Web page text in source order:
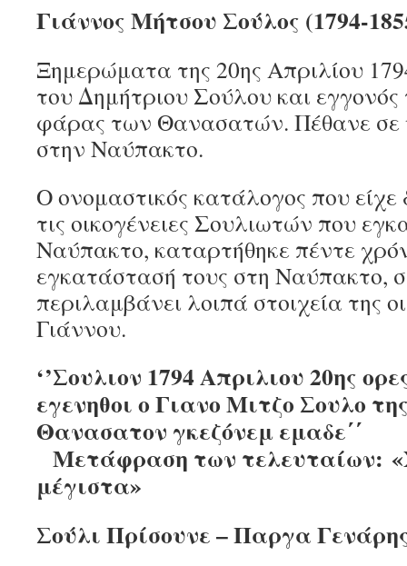
Γιάννος Μήτσου Σούλος (1794-
Ξημερώματα της 20ης Απριλίου
του Δημήτριου Σούλου και εγγονός
φάρας των Θανασατών. Πέθανε σε
στην Ναύπακτο.
Ο ονομαστικός κατάλογος που
τις οικογένειες Σουλιωτών που
Ναύπακτο, καταρτήθηκε πέντε
εγκατάστασή τους στη Ναύπακτο,
περιλαμβάνει λοιπά στοιχεία της
Γιάννου.
‘’Σουλιον 1794 Απριλιου 20ης
εγενηθοι ο Γιανο Μιτζο Σουλο
Θανασατον γκεζόνεμ
Μετάφραση των τελευταίων:
μέγιστα»
Σούλι Πρίσουνε – Παργα